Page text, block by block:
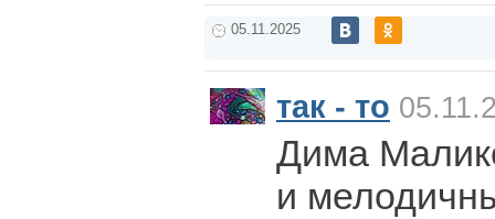
05.11.2025
так - то
Дима
и